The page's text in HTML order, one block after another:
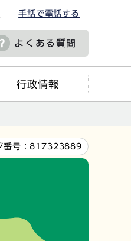
手話で電話する
よくある質問
行政情報
番号：817323889